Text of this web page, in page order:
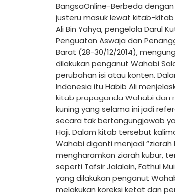
BangsaOnline-Berbeda
justeru masuk lewat kitab-kitab
Ali Bin Yahya, pengelola Darul
Penguatan Aswaja dan
Barat (28-30/12/2014),
dilakukan penganut Wahabi
perubahan isi atau konten.
Indonesia itu Habib Ali
kitab propaganda Wahabi dan
kuning yang selama ini jadi
secara tak bertangungjawab
Haji. Dalam kitab tersebut
Wahabi diganti menjadi “ziarah
mengharamkan ziarah kubur,
seperti Tafsir Jalalain, Fathul
yang dilakukan penganut
melakukan koreksi ketat dan